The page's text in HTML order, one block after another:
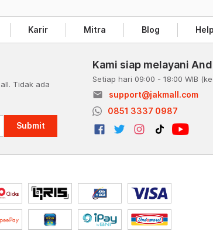
Karir Mitra Blog Help
Tidak ada
Submit
Kami siap melayani
Setiap hari 09:00 - 18:00 WIB
email
support@jakmall.com
0851 3337 0987